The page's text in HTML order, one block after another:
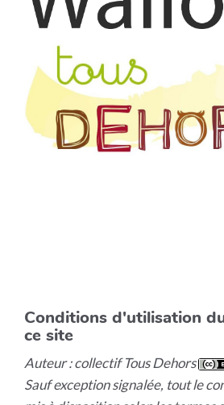
Conditions d'utilisation
ce site
Auteur : collectif Tous Dehors
Sauf exception signalée, tout le